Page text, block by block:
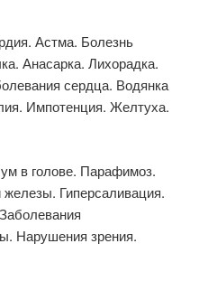
Астма. Болезнь
Анасарка. Лихорадка.
сердца. Водянка
Импотенция. Желтуха.
в голове. Парафимоз.
Гиперсаливация.
Нарушения зрения.